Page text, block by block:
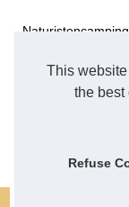
This
the best
Refuse
Naturistencamping
Verblijf op de
Welke 5-sterren